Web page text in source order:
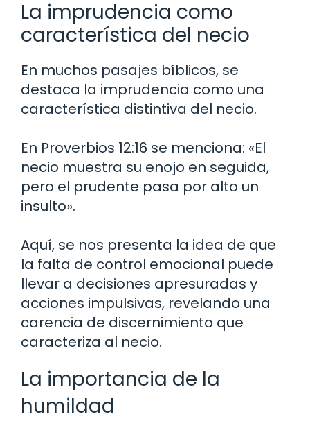
La imprudencia como
característica del necio
En muchos pasajes bíblicos, se
destaca la imprudencia como una
característica distintiva del necio.
En Proverbios 12:16 se menciona: «El
necio muestra su enojo en seguida,
pero el prudente pasa por alto un
insulto».
Aquí, se nos presenta la idea de que
la falta de control emocional puede
llevar a decisiones apresuradas y
acciones impulsivas, revelando una
carencia de discernimiento que
caracteriza al necio.
La importancia de la
humildad